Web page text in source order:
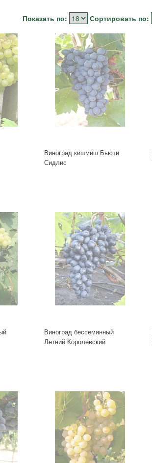
Показать по: Сортировать по:
Виноград кишмиш Бьюти
Сидлис
Виноград бессемянный
Летний Королевский